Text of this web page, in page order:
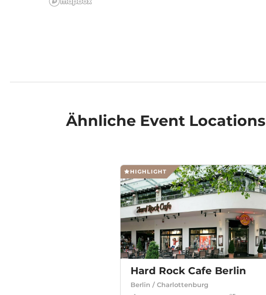
Ähnliche Event Locations
HIGHLIGHT
Hard Rock Cafe Berlin
Berlin / Charlottenburg